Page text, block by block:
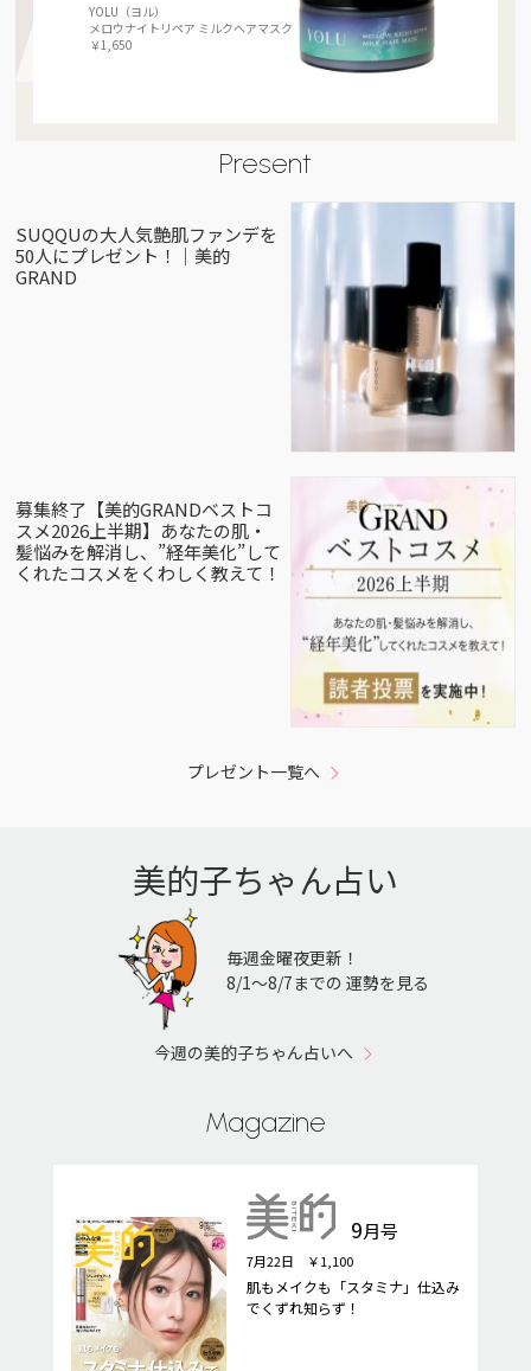
YOLU（ヨル）
メロウナイトリペア ミルクヘアマスク
￥1,650
Present
SUQQUの大人気艶肌ファンデを
50人にプレゼント！｜美的
GRAND
募集終了【美的GRANDベストコ
スメ2026上半期】あなたの肌・
髪悩みを解消し、”経年美化”して
くれたコスメをくわしく教えて！
プレゼント一覧へ
美的子ちゃん占い
毎週金曜夜更新！
8/1〜8/7までの 運勢を見る
今週の美的子ちゃん占いへ
Magazine
9月号
7月22日 ￥1,100
肌もメイクも「スタミナ」仕込み
でくずれ知らず！